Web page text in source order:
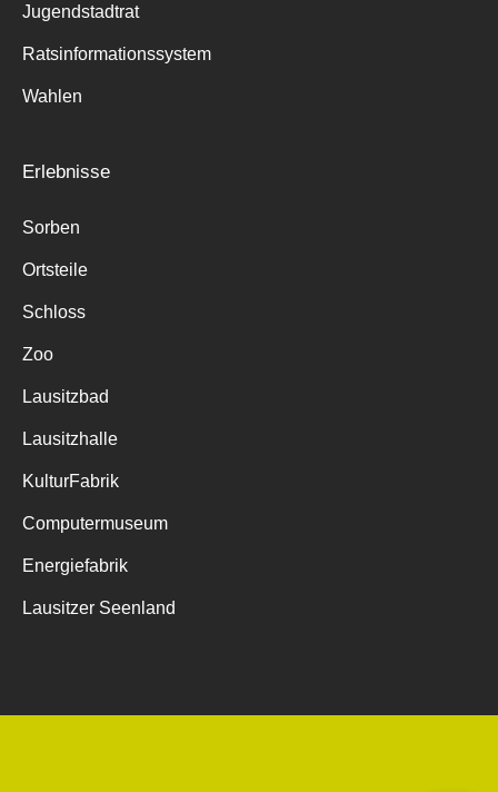
Jugendstadtrat
Ratsinformationssystem
Wahlen
Erlebnisse
Sorben
Ortsteile
Schloss
Zoo
Lausitzbad
Lausitzhalle
KulturFabrik
Computermuseum
Energiefabrik
Lausitzer Seenland